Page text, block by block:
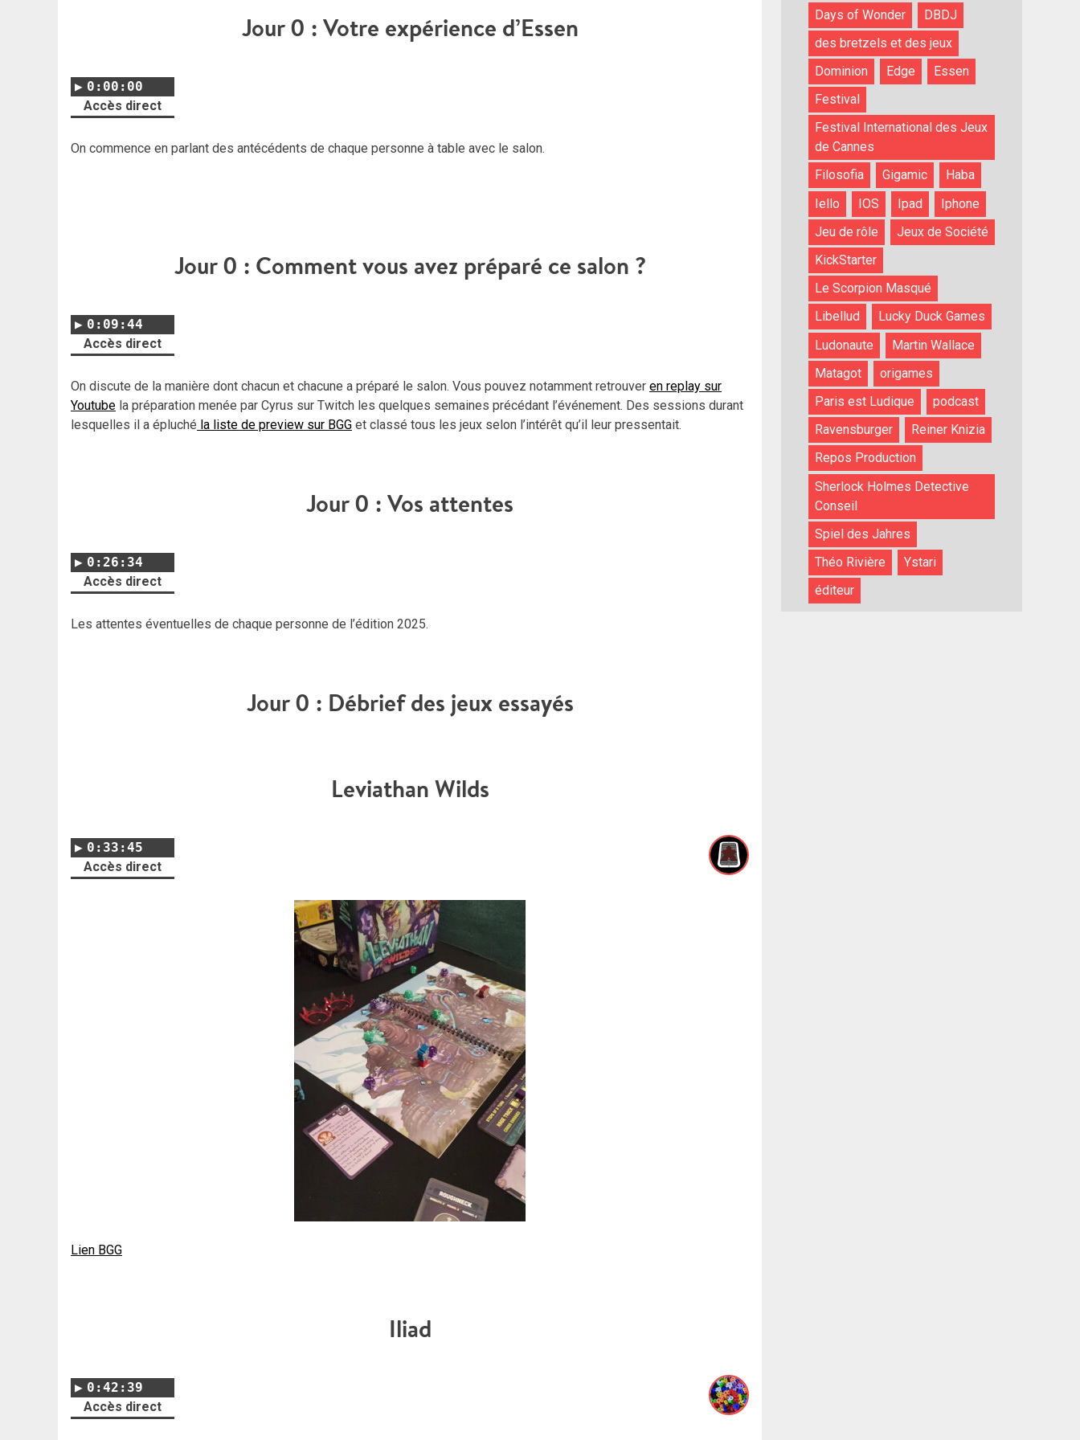
Jour 0 : Votre expérience d’Essen
0:00:00
Accès direct
On commence en parlant des antécédents de chaque personne à table avec le salon.
Jour 0 : Comment vous avez préparé ce salon ?
0:09:44
Accès direct
On discute de la manière dont chacun et chacune a préparé le salon. Vous pouvez notamment retrouver en replay sur
Youtube la préparation menée par Cyrus sur Twitch les quelques semaines précédant l’événement. Des sessions durant
lesquelles il a épluché la liste de preview sur BGG et classé tous les jeux selon l’intérêt qu’il leur pressentait.
Jour 0 : Vos attentes
0:26:34
Accès direct
Les attentes éventuelles de chaque personne de l’édition 2025.
Jour 0 : Débrief des jeux essayés
Leviathan Wilds
0:33:45
Accès direct
Lien BGG
Iliad
0:42:39
Accès direct
Days of Wonder
DBDJ
des bretzels et des jeux
Dominion
Edge
Essen
Festival
Festival International des Jeux
de Cannes
Filosofia
Gigamic
Haba
Iello
IOS Ipad
Iphone
Jeu de rôle
Jeux de Société
KickStarter
Le Scorpion Masqué
Libellud
Lucky Duck Games
Ludonaute
Martin Wallace
Matagot
origames
Paris est Ludique
podcast
Ravensburger
Reiner Knizia
Repos Production
Sherlock Holmes Detective
Conseil
Spiel des Jahres
Théo Rivière
Ystari
éditeur